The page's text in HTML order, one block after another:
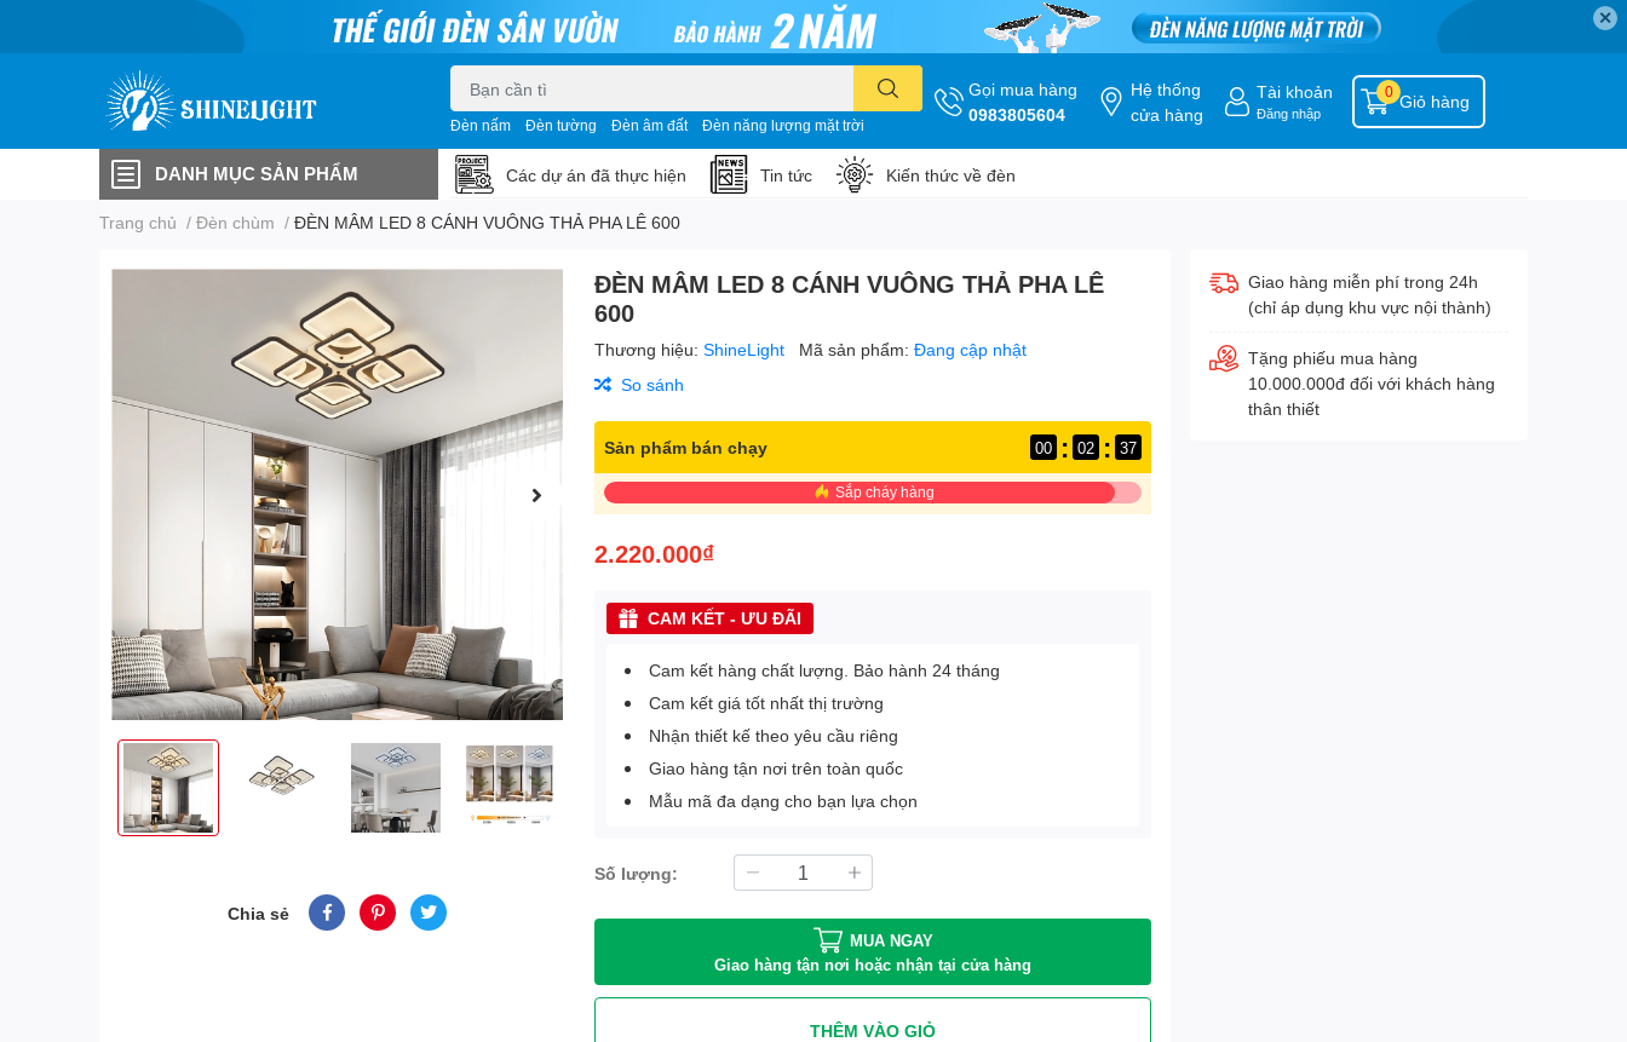
✕
Đèn nấm Đèn tường Đèn âm đất Đèn năng lượng mặt trời
Gọi mua hàng
0983805604
Hệ thống
cửa hàng
Tài khoản
Đăng nhập
Giỏ hàng
0
DANH MỤC SẢN PHẨM Các dự án đã thực hiện Tin tức Kiến thức về đèn
Trang chủ / Đèn chùm / ĐÈN MÂM LED 8 CÁNH VUÔNG THẢ PHA LÊ 600
Chia sẻ
ĐÈN MÂM LED 8 CÁNH VUÔNG THẢ PHA LÊ
600
Thương hiệu:ShineLight Mã sản phẩm:Đang cập nhật
So sánh
Sản phẩm bán chạy 00 : 02 : 36
Sắp cháy hàng
2.220.000₫
CAM KẾT - ƯU ĐÃI
Cam kết hàng chất lượng. Bảo hành 24 tháng
Cam kết giá tốt nhất thị trường
Nhận thiết kế theo yêu cầu riêng
Giao hàng tận nơi trên toàn quốc
Mẫu mã đa dạng cho bạn lựa chọn
Số lượng:
MUA NGAY
Giao hàng tận nơi hoặc nhận tại cửa hàng
THÊM VÀO GIỎ
Giao hàng miễn phí trong 24h
(chỉ áp dụng khu vực nội thành)
Tặng phiếu mua hàng
10.000.000đ đối với khách hàng
thân thiết